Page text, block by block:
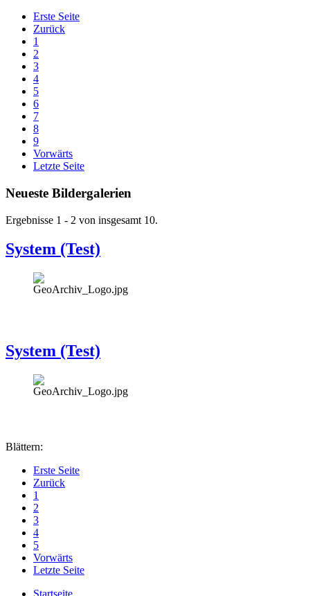
Erste Seite
Zurück
1
2
3
4
5
6
7
8
9
Vorwärts
Letzte Seite
Neueste Bildergalerien
Ergebnisse 1 - 2 von insgesamt 10.
System (Test)
System (Test)
Blättern:
Erste Seite
Zurück
1
2
3
4
5
Vorwärts
Letzte Seite